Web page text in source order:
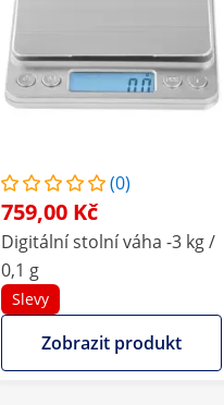
(0)
759,00 Kč
Digitální stolní váha -3 kg /
0,1 g
Slevy
Zobrazit produkt